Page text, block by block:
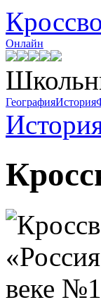
Онлайн
ГеографияИстория